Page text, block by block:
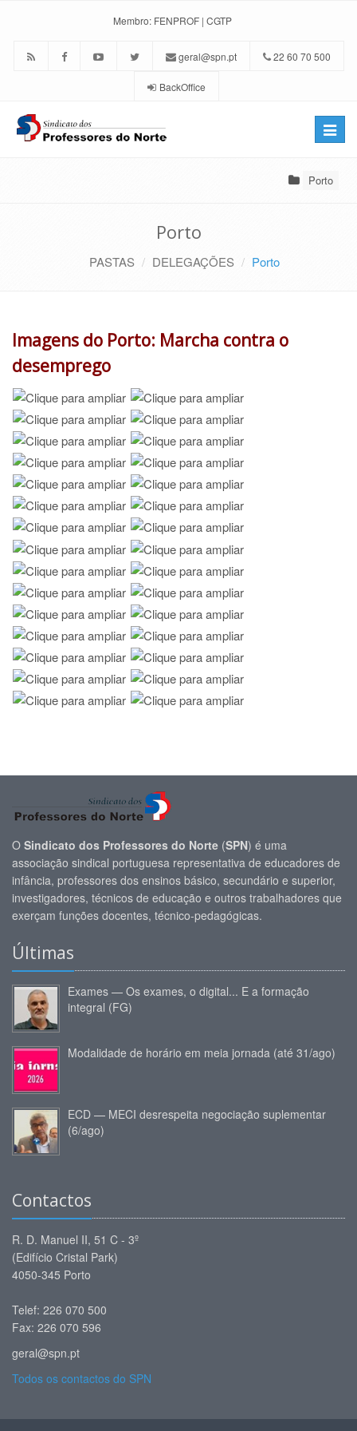
Membro: FENPROF | CGTP
geral@spn.pt 22 60 70 500
BackOffice
Toggle
Porto
Porto
PASTAS DELEGAÇÕES Porto
Imagens do Porto: Marcha contra o
desemprego
O Sindicato dos Professores do Norte (SPN) é uma
associação sindical portuguesa representativa de educadores de
infância, professores dos ensinos básico, secundário e superior,
investigadores, técnicos de educação e outros trabalhadores que
exerçam funções docentes, técnico-pedagógicas.
Últimas
Exames — Os exames, o digital... E a formação
integral (FG)
Modalidade de horário em meia jornada (até 31/ago)
ECD — MECI desrespeita negociação suplementar
(6/ago)
Contactos
R. D. Manuel II, 51 C - 3º
(Edifício Cristal Park)
4050-345 Porto
Telef: 226 070 500
Fax: 226 070 596
geral@spn.pt
Todos os contactos do SPN